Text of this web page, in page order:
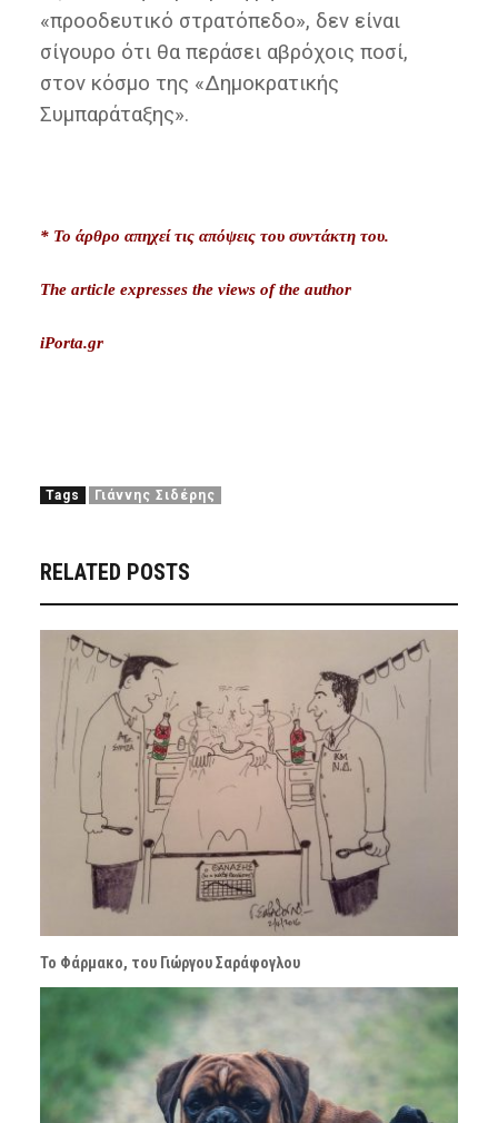
«προοδευτικό στρατόπεδο», δεν είναι
σίγουρο ότι θα περάσει αβρόχοις ποσί,
στον κόσμο της «Δημοκρατικής
Συμπαράταξης».
* Το άρθρο απηχεί τις απόψεις του συντάκτη του.
The article expresses the views of the author
iPorta.gr
Tags Γιάννης Σιδέρης
RELATED POSTS
Το Φάρμακο, του Γιώργου Σαράφογλου